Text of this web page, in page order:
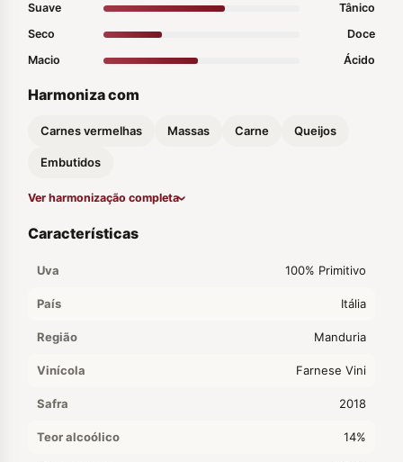
Suave
Tânico
Seco
Doce
Macio
Ácido
Harmoniza com
Carnes vermelhas Massas Carne Queijos
Embutidos
Ver harmonização completa
Características
Uva 100% Primitivo
País Itália
Região Manduria
Vinícola Farnese Vini
Safra 2018
Teor alcoólico 14%